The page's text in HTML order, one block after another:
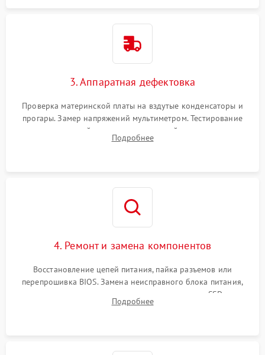
3. Аппаратная дефектовка
Проверка материнской платы на вздутые конденсаторы и
прогары. Замер напряжений мультиметром. Тестирование
оперативной памяти и накопителей с помощью
диагностического ПО для выявления сбойных секторов и
Подробнее
4. Ремонт и замена компонентов
Восстановление цепей питания, пайка разъемов или
перепрошивка BIOS. Замена неисправного блока питания,
видеокарты, процессора или установка нового SSD для
восстановления и повышения скорости работы системы.
Подробнее